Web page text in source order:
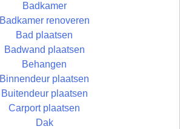
Badkamer
Badkamer renoveren
Bad plaatsen
Badwand plaatsen
Behangen
Binnendeur plaatsen
Buitendeur plaatsen
Carport plaatsen
Dak